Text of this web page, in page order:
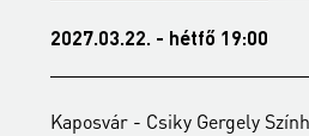
2027.03.22. - hétfő 19:00
Kaposvár - Csiky Gergely